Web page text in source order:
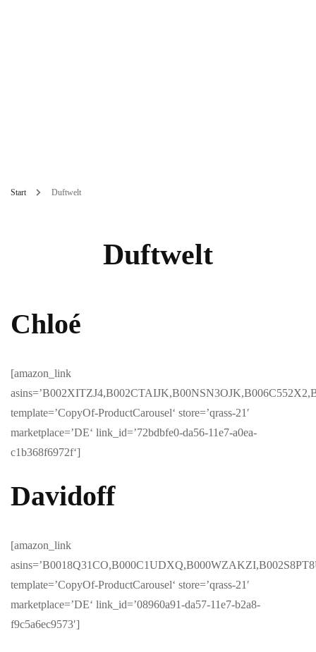
Start Duftwelt
Duftwelt
Chloé
[amazon_link
template=’CopyOf-ProductCarousel‘ store=’qrass-21′
marketplace=’DE‘ link_id=’72bdbfe0-da56-11e7-a0ea-
c1b368f6972f‘]
Davidoff
[amazon_link
template=’CopyOf-ProductCarousel‘ store=’qrass-21′
marketplace=’DE‘ link_id=’08960a91-da57-11e7-b2a8-
f9c5a6ec9573′]